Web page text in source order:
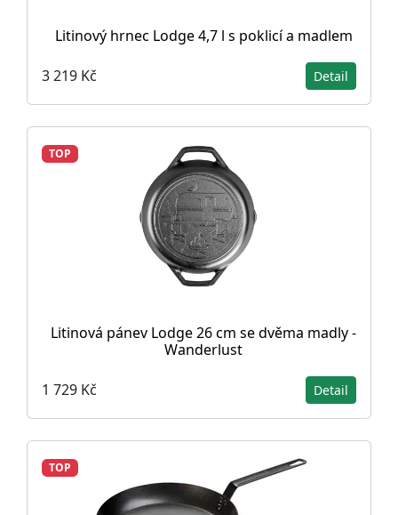
Litinový hrnec Lodge 4,7 l s poklicí a madlem
3 219 Kč Detail
TOP
Litinová pánev Lodge 26 cm se dvěma madly -
Wanderlust
1 729 Kč Detail
TOP